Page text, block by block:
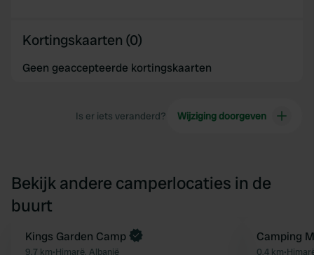
Kortingskaarten (0)
Geen geaccepteerde kortingskaarten
Is er iets veranderd? Wijziging doorgeven
Bekijk andere camperlocaties in de
buurt
Boek direct
Kings Garden Camp
9,7 km•Himarë, Albanië
Camping
0,4 km•